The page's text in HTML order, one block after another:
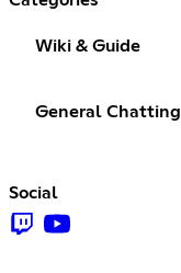
Wiki & Guide
General Chatting
Social